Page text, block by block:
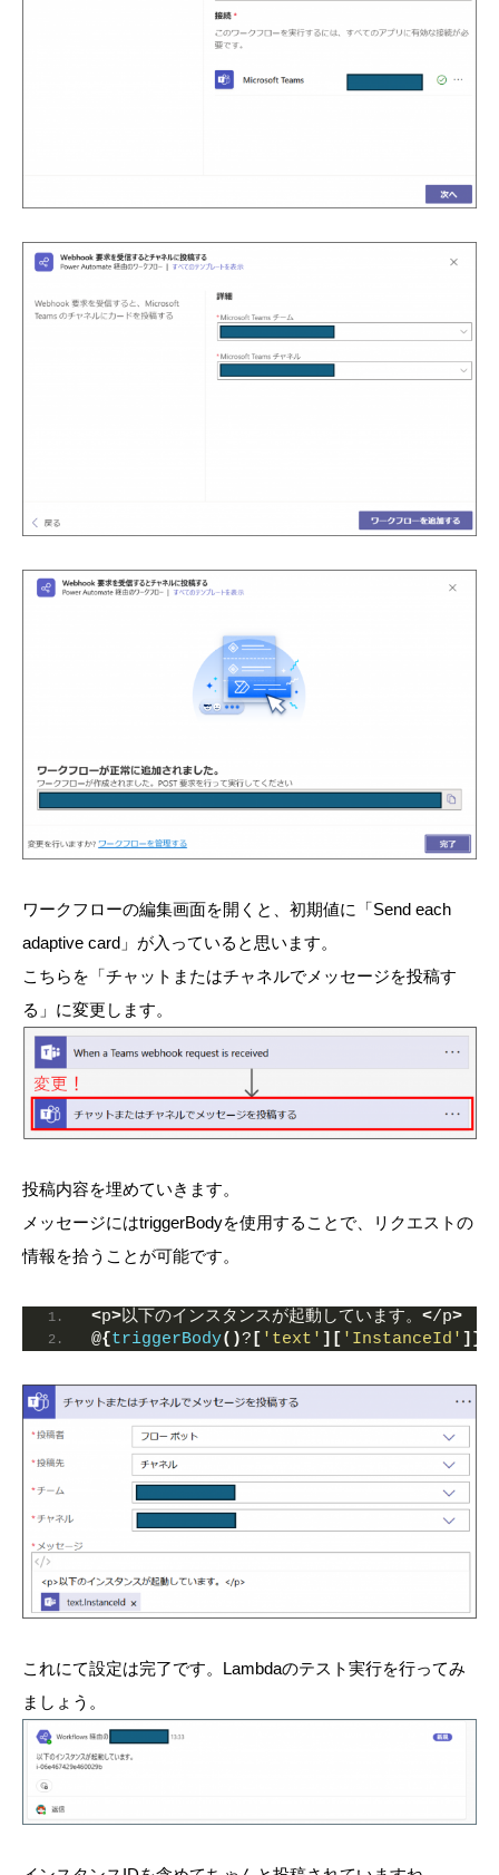
ワークフローの編集画面を開くと、初期値に「Send each
adaptive card」が入っていると思います。
こちらを「チャットまたはチャネルでメッセージを投稿す
る」に変更します。
投稿内容を埋めていきます。
メッセージにはtriggerBodyを使用することで、リクエストの
情報を拾うことが可能です。
<p>以下のインスタンスが起動しています。 </p>
@{triggerBody()? [ 'text' ][ 'InstanceId' ]}
これにて設定は完了です。Lambdaのテスト実行を行ってみ
ましょう。